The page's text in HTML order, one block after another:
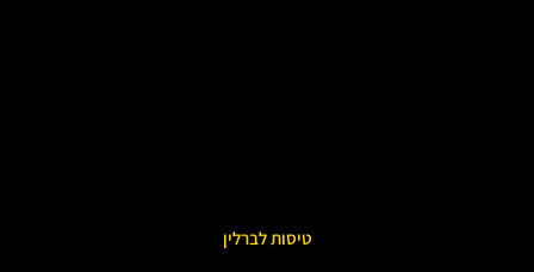
טיסות לברלין